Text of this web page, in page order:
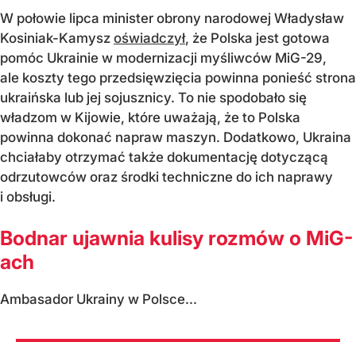
W połowie lipca minister obrony narodowej Władysław
Kosiniak-Kamysz oświadczył, że Polska jest gotowa
pomóc Ukrainie w modernizacji myśliwców MiG-29,
ale koszty tego przedsięwzięcia powinna ponieść strona
ukraińska lub jej sojusznicy. To nie spodobało się
władzom w Kijowie, które uważają, że to Polska
powinna dokonać napraw maszyn. Dodatkowo, Ukraina
chciałaby otrzymać także dokumentację dotyczącą
odrzutowców oraz środki techniczne do ich naprawy
i obsługi.
Bodnar ujawnia kulisy rozmów o MiG-
ach
Ambasador Ukrainy w Polsce...